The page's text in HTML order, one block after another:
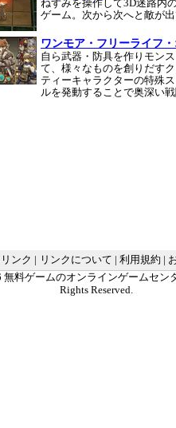
ねずみを操作して3D迷路内
ゲーム。次から次へと敵が
ワンモア・フリーライフ
自ら武器・防具を作りモン
て、様々なものを創りだす
ティーキャラクターの特殊
ルを発動することで奥深い
リンク リンクについて 利用規約
無料ゲームのオンラインゲームセン
Rights Reserved.